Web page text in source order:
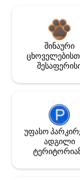
შინაური
უფასო
ადგილი